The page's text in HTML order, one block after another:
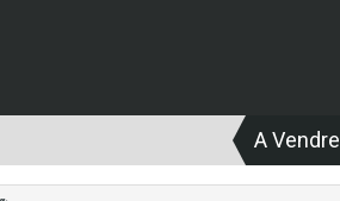
A Vendre